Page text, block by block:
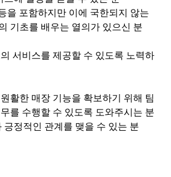
을 포함하지만 이에 국한되지 않는
기초를 배우는 열의가 있으신 분
서비스를 제공할 수 있도록 노력하
활한 매장 기능을 확보하기 위해 팀
를 수행할 수 있도록 도와주시는 분
정적인 관계를 맺을 수 있는 분